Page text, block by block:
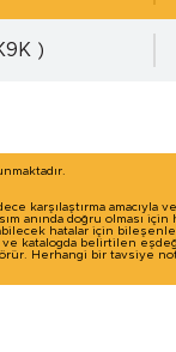
4768 )
)
karşılaştırma amacıyla
anında doğru olması
hatalar için
ve katalogda belirtilen
Herhangi bir tavsiye